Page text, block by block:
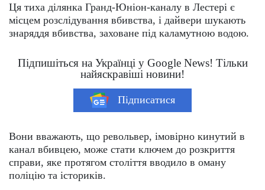
Ця тиха ділянка Гранд-Юніон-каналу в Лестері є
місцем розслідування вбивства, і дайвери шукають
знаряддя вбивства, заховане під каламутною водою.
Підпишіться на Українці у Google News! Тільки
найяскравіші новини!
Підписатися
Вони вважають, що револьвер, імовірно кинутий в
канал вбивцею, може стати ключем до розкриття
справи, яке протягом століття вводило в оману
поліцію та істориків.